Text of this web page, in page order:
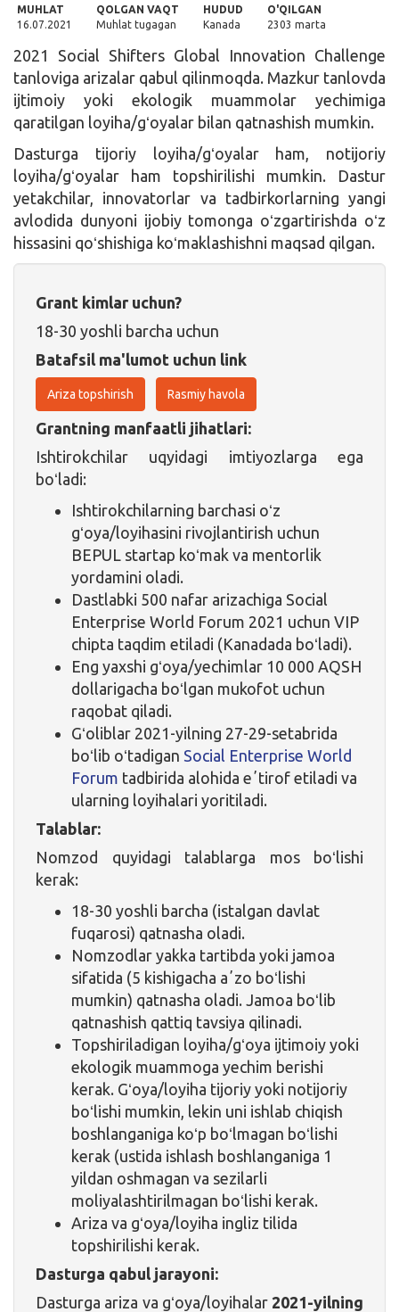
MUHLAT
16.07.2021
QOLGAN VAQT
Muhlat tugagan
HUDUD
Kanada
O'QILGAN
2303 marta
2021 Social Shifters Global Innovation Challenge
tanloviga arizalar qabul qilinmoqda. Mazkur tanlovda
ijtimoiy yoki ekologik muammolar yechimiga
qaratilgan loyiha/gʻoyalar bilan qatnashish mumkin.
Dasturga tijoriy loyiha/gʻoyalar ham, notijoriy
loyiha/gʻoyalar ham topshirilishi mumkin. Dastur
yetakchilar, innovatorlar va tadbirkorlarning yangi
avlodida dunyoni ijobiy tomonga oʻzgartirishda oʻz
hissasini qoʻshishiga koʻmaklashishni maqsad qilgan.
Grant kimlar uchun?
18-30 yoshli barcha uchun
Batafsil ma'lumot uchun link
Ariza topshirish Rasmiy havola
Grantning manfaatli jihatlari:
Ishtirokchilar uqyidagi imtiyozlarga ega
boʻladi:
Ishtirokchilarning barchasi oʻz
gʻoya/loyihasini rivojlantirish uchun
BEPUL startap koʻmak va mentorlik
yordamini oladi.
Dastlabki 500 nafar arizachiga Social
Enterprise World Forum 2021 uchun VIP
chipta taqdim etiladi (Kanadada boʻladi).
Eng yaxshi gʻoya/yechimlar 10 000 AQSH
dollarigacha boʻlgan mukofot uchun
raqobat qiladi.
Gʻoliblar 2021-yilning 27-29-setabrida
boʻlib oʻtadigan Social Enterprise World
Forum tadbirida alohida eʼtirof etiladi va
ularning loyihalari yoritiladi.
Talablar:
Nomzod quyidagi talablarga mos boʻlishi
kerak:
18-30 yoshli barcha (istalgan davlat
fuqarosi) qatnasha oladi.
Nomzodlar yakka tartibda yoki jamoa
sifatida (5 kishigacha aʼzo boʻlishi
mumkin) qatnasha oladi. Jamoa boʻlib
qatnashish qattiq tavsiya qilinadi.
Topshiriladigan loyiha/gʻoya ijtimoiy yoki
ekologik muammoga yechim berishi
kerak. Gʻoya/loyiha tijoriy yoki notijoriy
boʻlishi mumkin, lekin uni ishlab chiqish
boshlanganiga koʻp boʻlmagan boʻlishi
kerak (ustida ishlash boshlanganiga 1
yildan oshmagan va sezilarli
moliyalashtirilmagan boʻlishi kerak.
Ariza va gʻoya/loyiha ingliz tilida
topshirilishi kerak.
Dasturga qabul jarayoni:
Dasturga ariza va gʻoya/loyihalar 2021-yilning